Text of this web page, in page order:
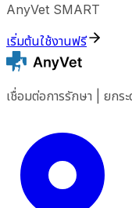
AnyVet SMART
เริ่มต้นใช้งานฟรี
เชื่อมต่อการรักษา | ยก